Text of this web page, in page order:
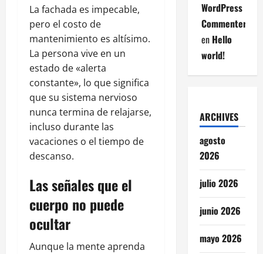
La fachada es impecable,
pero el costo de
mantenimiento es altísimo.
La persona vive en un
estado de «alerta
constante», lo que significa
que su sistema nervioso
nunca termina de relajarse,
incluso durante las
vacaciones o el tiempo de
descanso.
Las señales que el
cuerpo no puede
ocultar
Aunque la mente aprenda
WordPress
Commenter
en Hello
world!
ARCHIVES
agosto
2026
julio 2026
junio 2026
mayo 2026